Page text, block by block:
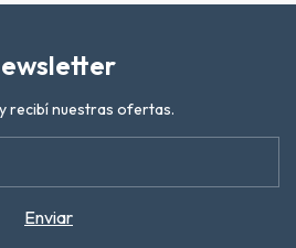
recibí nuestras ofertas.